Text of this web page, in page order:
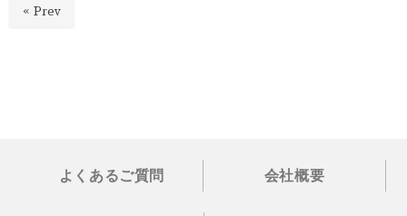
« Prev
よくあるご質問 会社概要